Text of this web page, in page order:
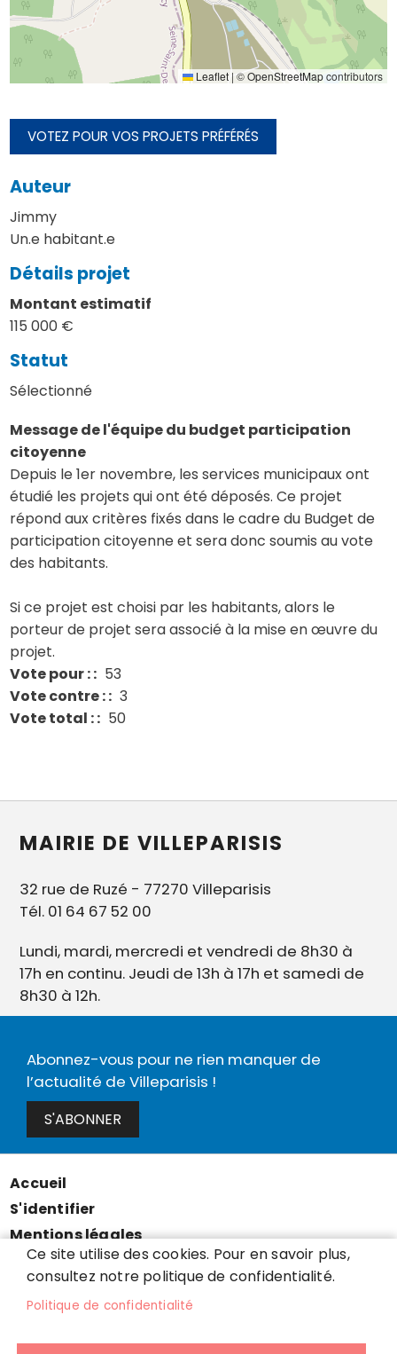
Leaflet | ©OpenStreetMapcontributors
VOTEZ POUR VOS PROJETS PRÉFÉRÉS
Auteur
Jimmy
Un.e habitant.e
Détails projet
Montant estimatif
115 000 €
Statut
Sélectionné
Message de l'équipe du budget participation
citoyenne
Depuis le 1er novembre, les services municipaux ont
étudié les projets qui ont été déposés. Ce projet
répond aux critères fixés dans le cadre du Budget de
participation citoyenne et sera donc soumis au vote
des habitants.
Si ce projet est choisi par les habitants, alors le
porteur de projet sera associé à la mise en œuvre du
projet.
Vote pour :
53
Vote contre :
3
Vote total :
50
MAIRIE DE VILLEPARISIS
32 rue de Ruzé - 77270 Villeparisis
Tél. 01 64 67 52 00
Lundi, mardi, mercredi et vendredi de 8h30 à
17h en continu. Jeudi de 13h à 17h et samedi de
8h30 à 12h.
Abonnez-vous pour ne rien manquer de
l’actualité de Villeparisis !
S'ABONNER
Menu
Pied
de
page
Accueil
S'identifier
Mentions légales
Données personnelles
Accessibilité : partiellement conforme
Cookies
Ce site utilise des cookies. Pour en savoir plus,
consultez notre politique de confidentialité.
Politique de confidentialité